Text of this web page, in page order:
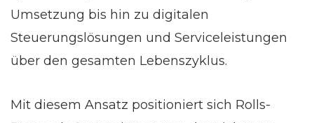
Umsetzung bis hin zu digitalen
Steuerungslösungen und Serviceleistungen
über den gesamten Lebenszyklus.
Mit diesem Ansatz positioniert sich Rolls-